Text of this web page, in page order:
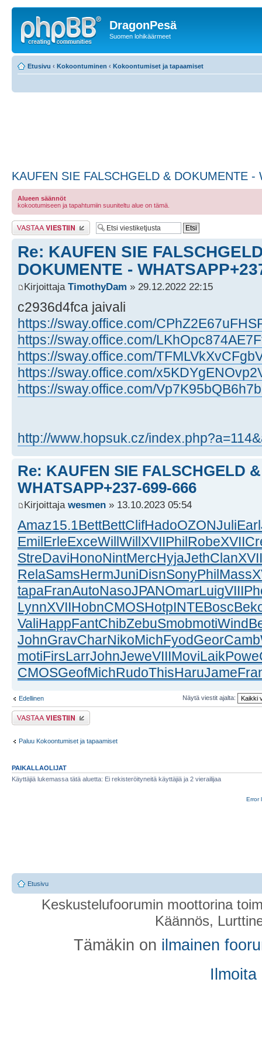
DragonPesä
Suomen lohikäärmeet
Etusivu ‹ Kokoontuminen ‹ Kokoontumiset ja tapaamiset
KAUFEN SIE FALSCHGELD & DOKUMENTE
Alueen säännöt
kokootumiseen ja tapahtumiin suuniteltu alue on tämä.
Lähetä vastaus
Re: KAUFEN SIE
DOKUMENTE -
Kirjoittaja TimothyDam » 29.12.2022 22:15
c2936d4fca jaivali
https://sway.office.com/
https://sway.office.com/
https://sway.office.com/
https://sway.office.com/
https://sway.office.com/
http://www.hopsuk.cz/
Re: KAUFEN SIE FALSCHGELD
WHATSAPP+237-699-666
Kirjoittaja wesmen » 13.10.2023 05:54
Amaz15.1BettBettClifHadoOZONJuliEarl
EmilErleExceWillWillXVIIPhilRobeXVII
StreDaviHonoNintMercHyjaJethClanXVII
RelaSamsHermJuniDisnSonyPhilMass
tapaFranAutoNasoJPANOmarLuigVIII
LynnXVIIHobnCMOSHotpINTEBosc
ValiHappFantChibZebuSmobmotiWind
JohnGravCharNikoMichFyodGeorCamb
motiFirsLarrJohnJeweVIIIMoviLaikPowe
CMOSGeofMichRudoThisHaruJame
Edellinen Näytä viestit ajalta:
Lähetä vastaus
Paluu Kokoontumiset ja tapaamiset
PAIKALLAOLIJAT
Käyttäjiä lukemassa tätä aluetta: Ei rekisteröityneitä käyttäjiä ja 2 vierailijaa
Error
Etusivu
Keskustelufoorumin moottorina
Käännös,
Tämäkin on ilmainen